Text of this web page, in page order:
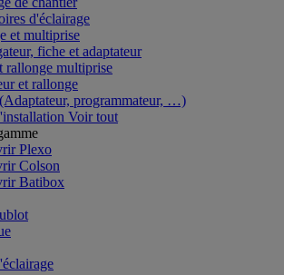
d'éclairage
et multiprise
fiche et adaptateur
rallonge multiprise
et rallonge
programmateur, …)
Voir tout
Plexo
Colson
Batibox